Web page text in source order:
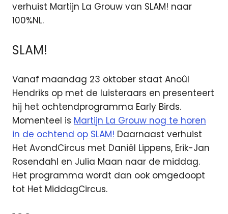
verhuist Martijn La Grouw van SLAM! naar
100%NL.
SLAM!
Vanaf maandag 23 oktober staat Anoûl
Hendriks op met de luisteraars en presenteert
hij het ochtendprogramma Early Birds.
Momenteel is Martijn La Grouw nog te horen
in de ochtend op SLAM! Daarnaast verhuist
Het AvondCircus met Daniël Lippens, Erik-Jan
Rosendahl en Julia Maan naar de middag.
Het programma wordt dan ook omgedoopt
tot Het MiddagCircus.